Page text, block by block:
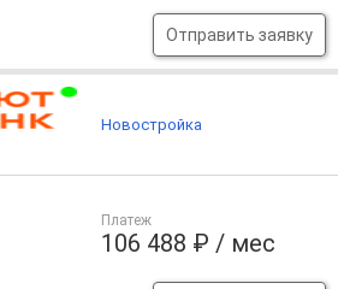
Отправить заявку
Платеж
106 488 ₽ / мес
Новостройка